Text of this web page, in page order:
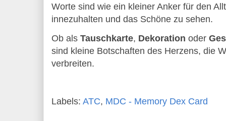
Worte sind wie ein kleiner Anker für den
innezuhalten und das Schöne zu sehen.
Ob als Tauschkarte, Dekoration oder
sind kleine Botschaften des Herzens, die
verbreiten.
Labels: ATC, MDC - Memory Dex Card